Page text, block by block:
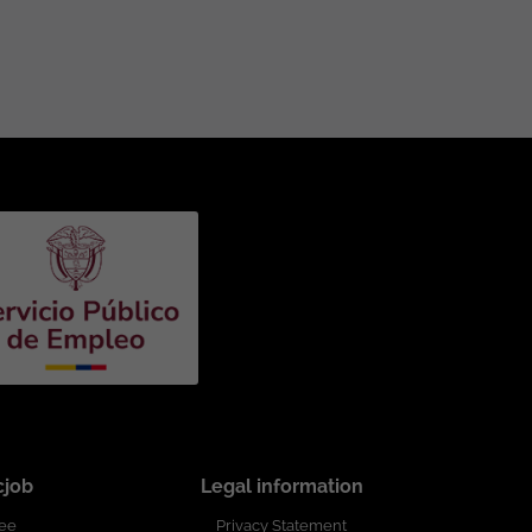
Legal information
Privacy Statement